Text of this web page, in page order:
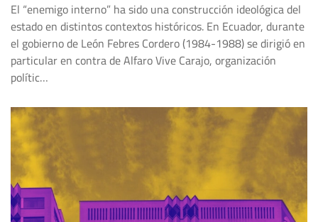
El “enemigo interno” ha sido una construcción ideológica del
estado en distintos contextos históricos. En Ecuador, durante
el gobierno de León Febres Cordero (1984-1988) se dirigió en
particular en contra de Alfaro Vive Carajo, organización
polític…